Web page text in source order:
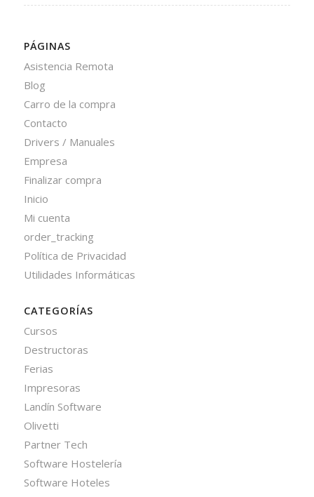
PÁGINAS
Asistencia Remota
Blog
Carro de la compra
Contacto
Drivers / Manuales
Empresa
Finalizar compra
Inicio
Mi cuenta
order_tracking
Política de Privacidad
Utilidades Informáticas
CATEGORÍAS
Cursos
Destructoras
Ferias
Impresoras
Landín Software
Olivetti
Partner Tech
Software Hostelería
Software Hoteles